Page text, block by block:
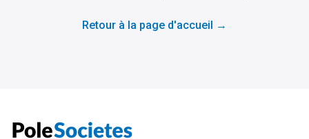
Retour à la page d'accueil →